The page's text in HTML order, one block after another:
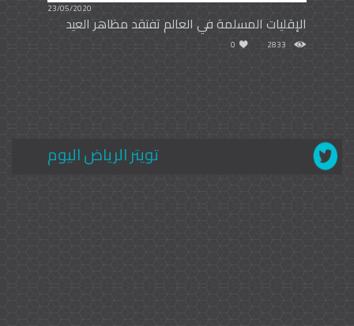
23/05/2020
الإقليات المسلمة في العالم تفتقد مظاهر العيد
2833
0
تويتر الرياض اليوم